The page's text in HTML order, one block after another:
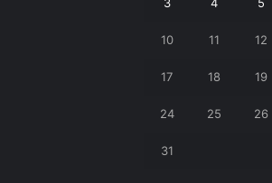
10 11 12
17 18 19
24 25 26
31